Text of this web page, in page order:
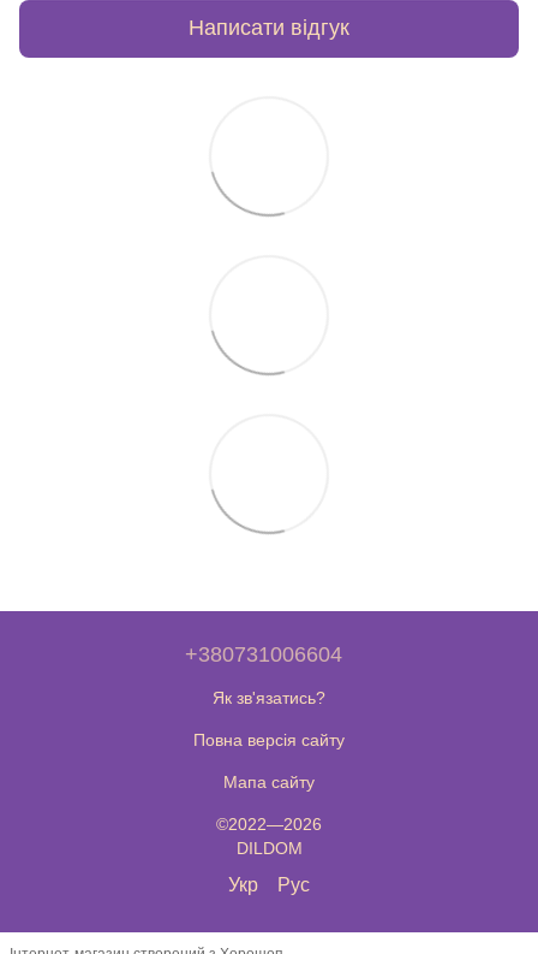
Написати відгук
+380731006604
Як зв'язатись?
Повна версія сайту
Мапа сайту
©2022—2026
DILDOM
Укр Рус